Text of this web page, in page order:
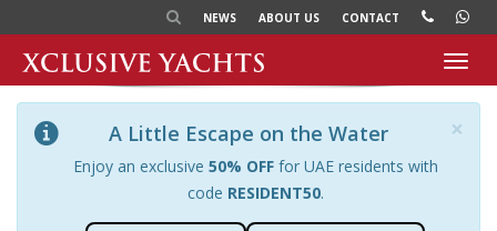
NEWS ABOUT US CONTACT
×
A Little Escape on the Water
Enjoy an exclusive 50% OFFfor UAE residents with
code RESIDENT50.